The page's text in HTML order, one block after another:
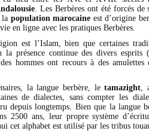
. Les Berbères ont été forcés de
la population marocaine est d’origine
en ligne avec les pratiques Berbères.
est l’Islam, bien que certaines
la présence continue des divers esprits (
hommes ont recours à des
la langue berbère, letamazight ,
de dialectes, sans compter les
depuis longtemps. Bien que la langue
2500 ans, leur propre système
cet alphabet est utilisé par les tribus